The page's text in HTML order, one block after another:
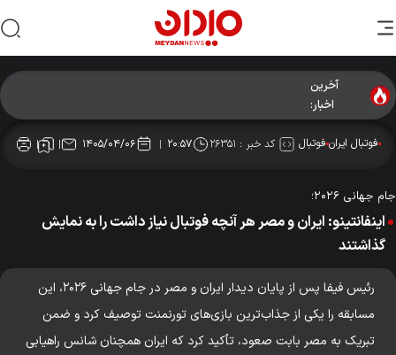
آخرین
اخبار:
فوتبال ایرانفوتبال کد خبر : ۲۶۳۵۱ ۲۰:۵۷ ۱۴۰۵/۰۴/۰۶
جام جهانی ۲۰۲۶؛
اینفانتینو: ایران و مصر هر آنچه فوتبال نیاز داشت را به نمایش
گذاشتند
رئیس فیفا پس از پایان دیدار ایران و مصر در جام جهانی ۲۰۲۶، این
مسابقه را یکی از جذاب‌ترین بازی‌های تورنمنت توصیف کرد و ضمن
تبریک به مصر بابت صعود، تأکید کرد که ایران همچنان شانس راهیابی